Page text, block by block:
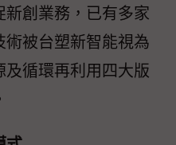
新創業務，已有多家
術被台塑新智能視為
及循環再利用四大版